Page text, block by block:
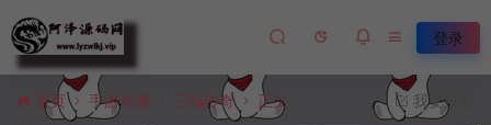
登录
首页 手游资源 三端传奇 正文 我要投稿